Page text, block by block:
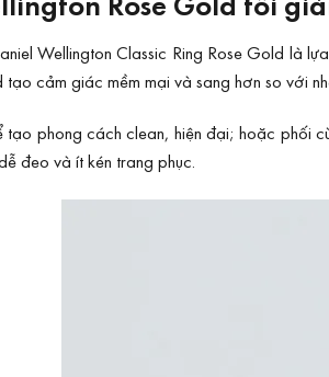
Wellington Classic Ring Rose Gold là
cảm giác mềm mại và sang hơn so với
tạo phong cách clean, hiện đại; hoặc phối
đeo và ít kén trang phục.